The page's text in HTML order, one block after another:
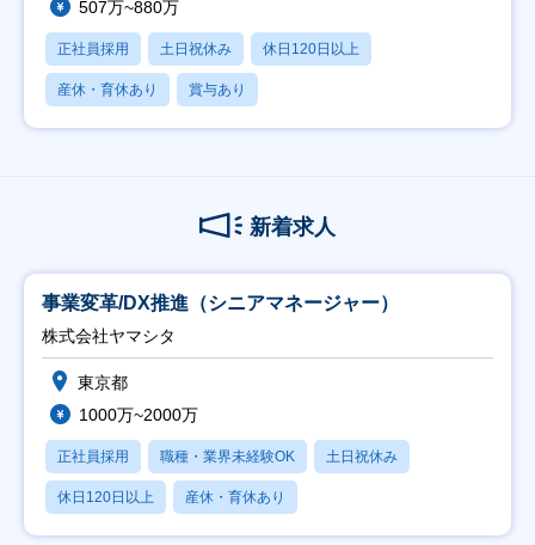
507万~880万
正社員採用 土日祝休み 休日120日以上
産休・育休あり 賞与あり
新着求人
事業変革/DX推進（シニアマネージャー）
株式会社ヤマシタ
東京都
1000万~2000万
正社員採用 職種・業界未経験OK 土日祝休み
休日120日以上 産休・育休あり